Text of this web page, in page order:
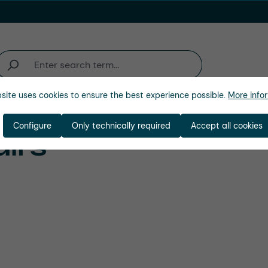
Entreprise
uses cookies to ensure the best experience possible. More
Only technically required
Configure Accept all cookies